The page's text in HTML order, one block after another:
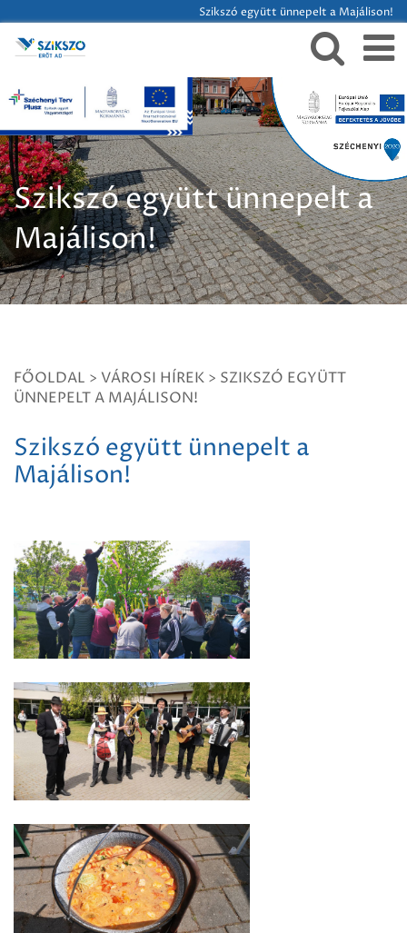
Szikszó együtt ünnepelt a Majálison!
Szikszó együtt ünnepelt a
Majálison!
FŐOLDAL > VÁROSI HÍREK > SZIKSZÓ EGYÜTT
ÜNNEPELT A MAJÁLISON!
Szikszó együtt ünnepelt a
Majálison!